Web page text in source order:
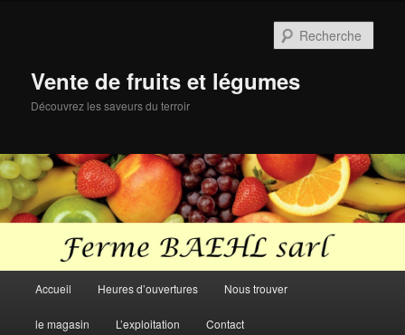
Vente de fruits et légumes
Découvrez les saveurs du terroir
principal
Accueil Heures d’ouvertures Nous trouver
le magasin L’exploitation Contact